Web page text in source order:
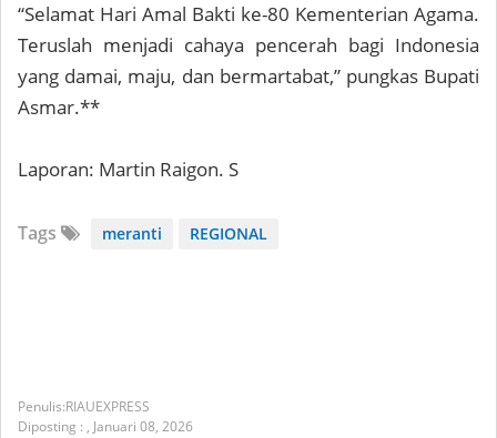
“Selamat Hari Amal Bakti ke-80 Kementerian Agama.
Teruslah menjadi cahaya pencerah bagi Indonesia
yang damai, maju, dan bermartabat,” pungkas Bupati
Asmar.**
Laporan: Martin Raigon. S
Tags meranti REGIONAL
RIAUEXPRESS
Diposting : , Januari 08, 2026